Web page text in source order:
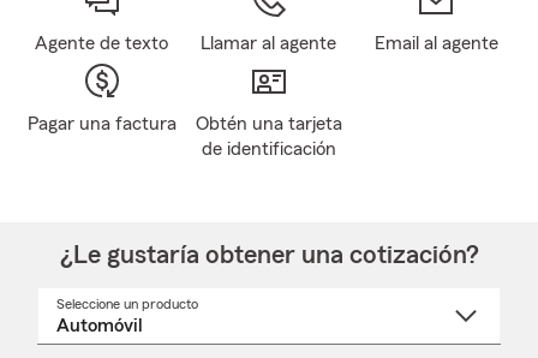
Agente de texto Llamar al agente Email al agente
Pagar una factura
Obtén una tarjeta
de identificación
¿Le gustaría obtener una cotización?
Seleccione un producto